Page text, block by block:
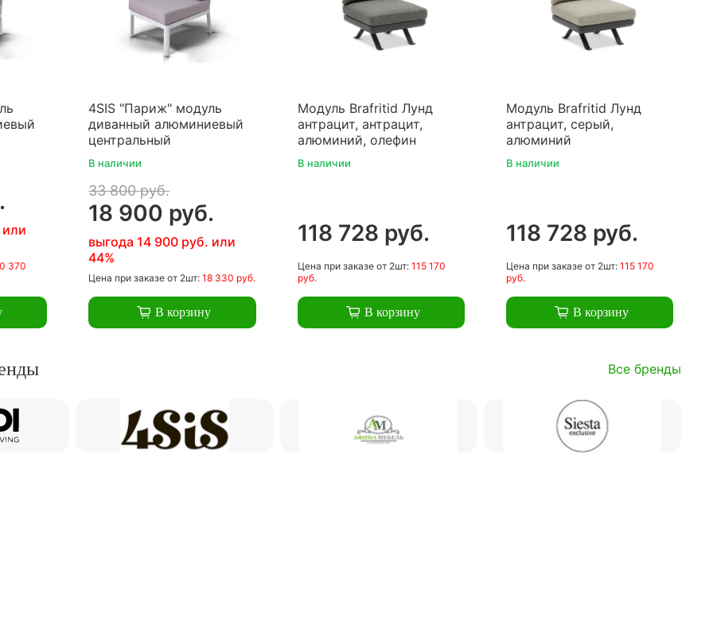
или
370
4SIS "Париж" модуль
диванный алюминиевый
центральный
В наличии
33 800 руб.
18 900 руб.
выгода 14 900 руб. или
44%
Цена при заказе от 2шт:18 330 руб.
В корзину
Модуль Brafritid Лунд
антрацит, антрацит,
алюминий, олефин
В наличии
118 728 руб.
Цена при заказеот 2шт: 115 170
руб.
В корзину
Модуль Brafritid Лунд
антрацит, серый,
алюминий
В наличии
118 728 руб.
Цена при заказеот 2шт: 115 170
руб.
В корзину
Все бренды